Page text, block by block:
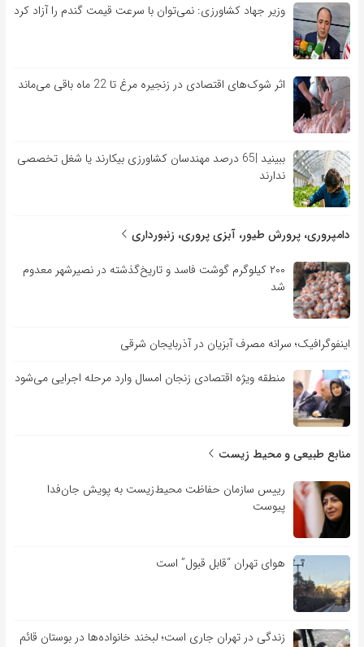
وزیر جهاد کشاورزی: نمی‌توان با سرعت قیمت گندم را آزاد کرد
اثر شوک‌های اقتصادی در زنجیره مرغ تا 22 ماه باقی می‌ماند
ببینید |65 درصد مهندسان کشاورزی بیکارند یا شغل تخصصی
ندارند
دامپروری، پرورش طیور، آبزی پروری، زنبورداری
۲۰۰ کیلوگرم گوشت فاسد و تاریخ‌گذشته در نصیرشهر معدوم
شد
اینفوگرافیک؛ سرانه مصرف آبزیان در آذربایجان شرقی
منطقه ویژه اقتصادی زنجان امسال وارد مرحله اجرایی می‌شود
منابع طبیعی و محیط زیست
رییس سازمان حفاظت محیط‌زیست به پویش جان‌فدا
پیوست
هوای تهران “قابل قبول” است
زندگی در تهران جاری است؛ لبخند خانواده‌ها در بوستان قائم